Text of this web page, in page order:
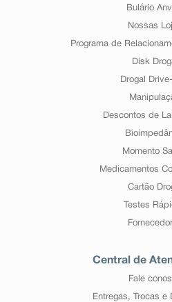
Bulário
Nossas
Programa de
Disk
Drogal
Descontos de
Momento
Medicamentos
Cartão
Testes
Central de
Fale
Entregas, Trocas e